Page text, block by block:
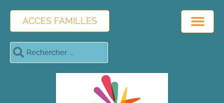
ACCES FAMILLES